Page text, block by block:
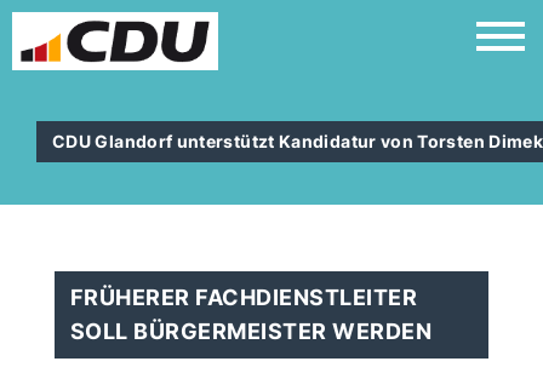
CDU Glandorf unterstützt Kandidatur von Torsten Dimek
FRÜHERER FACHDIENSTLEITER
SOLL BÜRGERMEISTER WERDEN